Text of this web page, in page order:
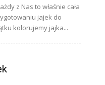
z Nas to właśnie cała
jajek do
kolorujemy jajka...